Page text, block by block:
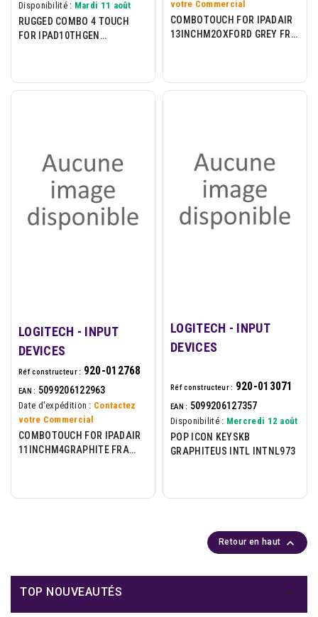
Disponibilité : Mardi 11 août
RUGGED COMBO 4 TOUCH
FOR IPAD10THGEN
votre Commercial
COMBOTOUCH FOR IPADAIR
13INCHM2OXFORD GREY FRA
LOGITECH - INPUT
DEVICES
Réf constructeur : 920-012768
EAN : 5099206122963
Date d'expédition : Contactez
votre Commercial
COMBOTOUCH FOR IPADAIR
11INCHM4GRAPHITE FRA
LOGITECH - INPUT
DEVICES
Réf constructeur : 920-013071
EAN : 5099206127357
Disponibilité : Mercredi 12 août
POP ICON KEYSKB
GRAPHITEUS INTL INTNL973
Retour en haut 
TOP NOUVEAUTÉS 